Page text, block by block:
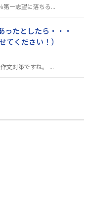
第一志望に落ちる...
たとしたら・・・
てください！）
文対策ですね。 ...